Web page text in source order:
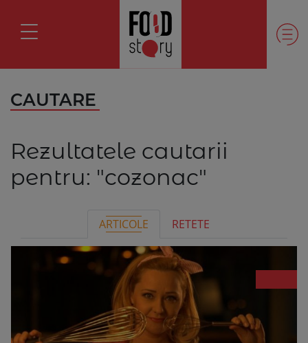
CAUTARE
Rezultatele cautarii
pentru: "cozonac"
ARTICOLE RETETE